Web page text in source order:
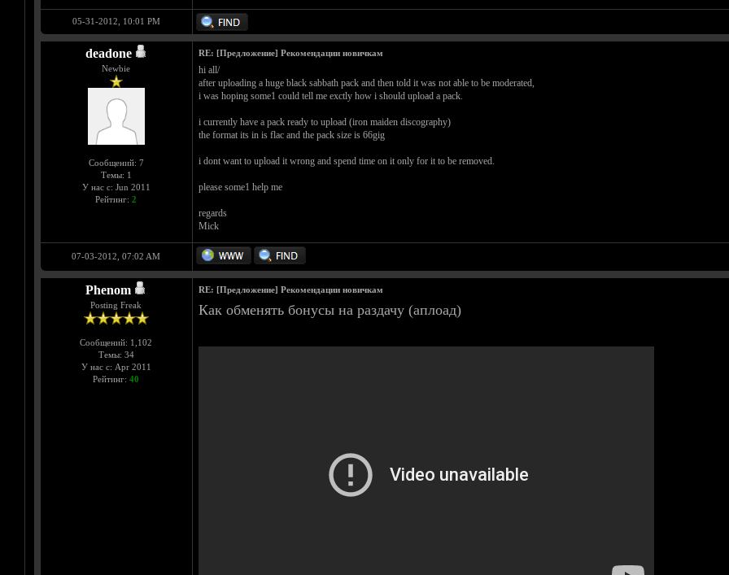
05-31-2012, 10:01 PM
deadone
Newbie
Сообщений: 7
Темы: 1
У нас с: Jun 2011
Рейтинг: 2
RE: [Предложение] Рекомендации новичкам
hi all/
after uploading a huge black sabbath pack and then told it was not able to be moderated,
i was hoping some1 could tell me exctly how i should upload a pack.
i currently have a pack ready to upload (iron maiden discography)
the format its in is flac and the pack size is 66gig
i dont want to upload it wrong and spend time on it only for it to be removed.
please some1 help me
regards
Mick
07-03-2012, 07:02 AM
Phenom
Posting Freak
Сообщений: 1,102
Темы: 34
У нас с: Apr 2011
Рейтинг: 40
RE: [Предложение] Рекомендации новичкам
Как обменять бонусы на раздачу (аплоад)